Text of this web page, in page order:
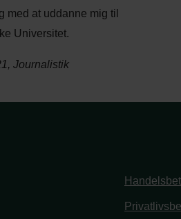
med at uddanne mig til
Universitet.
Journalistik